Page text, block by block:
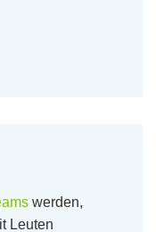
werden,
Leuten